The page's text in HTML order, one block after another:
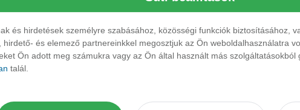
és hirdetések személyre szabásához, közösségi funkciók biztosításához,
hirdető- és elemező partnereinkkel megosztjuk az Ön weboldalhasználatra
Ön adott meg számukra vagy az Ön által használt más
talál.
Mobil telefonszám